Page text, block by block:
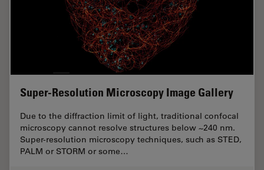
Super-Resolution Microscopy Image Gallery
Due to the diffraction limit of light, traditional confocal
microscopy cannot resolve structures below ~240 nm.
Super-resolution microscopy techniques, such as STED,
PALM or STORM or some…